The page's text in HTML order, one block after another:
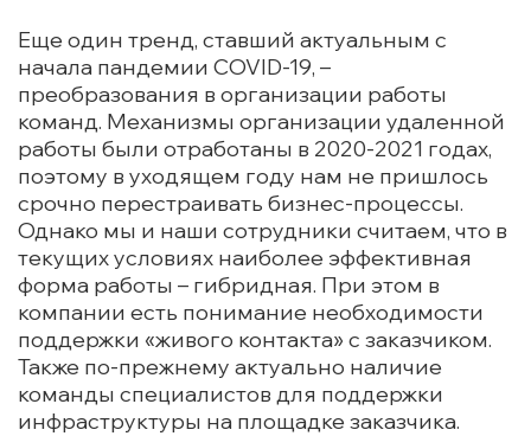
Еще один тренд, ставший актуальным с
начала пандемии COVID-19, –
преобразования в организации работы
команд. Механизмы организации удаленной
работы были отработаны в 2020-2021 годах,
поэтому в уходящем году нам не пришлось
срочно перестраивать бизнес-процессы.
Однако мы и наши сотрудники считаем, что в
текущих условиях наиболее эффективная
форма работы – гибридная. При этом в
компании есть понимание необходимости
поддержки «живого контакта» с заказчиком.
Также по-прежнему актуально наличие
команды специалистов для поддержки
инфраструктуры на площадке заказчика.